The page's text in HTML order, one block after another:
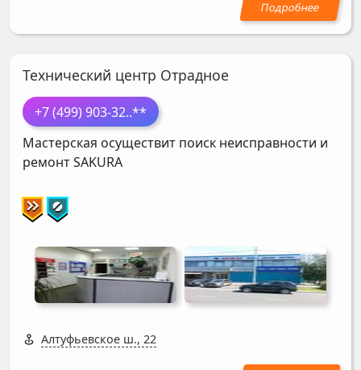
Технический центр Отрадное
+7 (499) 903-32..**
Мастерская осуществит поиск неисправности и
ремонтSAKURA
Алтуфьевское ш., 22